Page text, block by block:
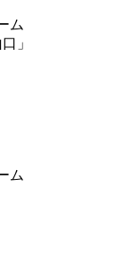
ム
」
ム